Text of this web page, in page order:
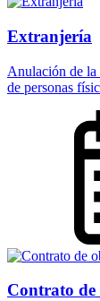
Extranjería
Anulación de la
de personas
Contrato